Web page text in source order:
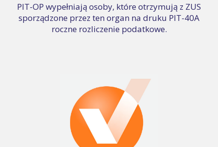
PIT-OP wypełniają osoby, które otrzymują z ZUS
sporządzone przez ten organ na druku PIT-40A
roczne rozliczenie podatkowe.